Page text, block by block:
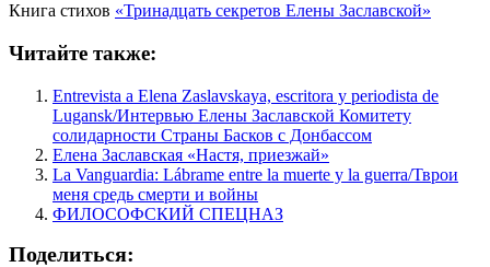
Книга стихов «Тринадцать секретов Елены Заславской»
Читайте также:
Entrevista a Elena Zaslavskaya, escritora y periodista de
Lugansk/Интервью Елены Заславской Комитету
солидарности Страны Басков с Донбассом
Елена Заславская «Настя, приезжай»
La Vanguardia: Lábrame entre la muerte y la guerra/Тврои
меня средь смерти и войны
ФИЛОСОФСКИЙ СПЕЦНАЗ
Поделиться: